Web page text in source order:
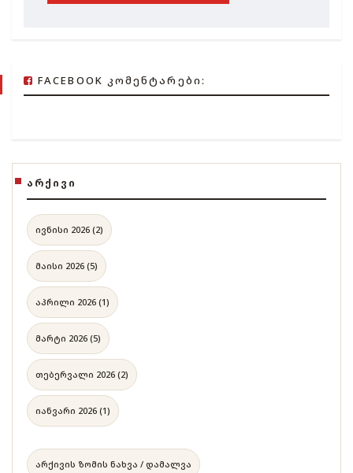
FACEBOOK ᲙᲝᲛᲔᲜᲢᲐᲠᲔᲑᲘ:
ᲐᲠᲥᲘᲕᲘ
ივნისი 2026 (2)
მაისი 2026 (5)
აპრილი 2026 (1)
მარტი 2026 (5)
თებერვალი 2026 (2)
იანვარი 2026 (1)
არქივის ზომის ნახვა / დამალვა